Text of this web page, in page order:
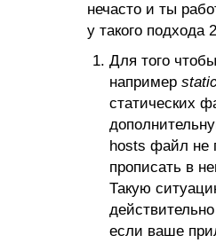
нечасто и ты
у такого подхода
Для того
например
статических
hosts файл не
прописать в
Такую
если ваше